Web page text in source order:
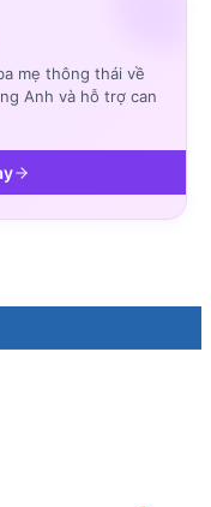
mẹ thông thái về
Anh và hỗ trợ can